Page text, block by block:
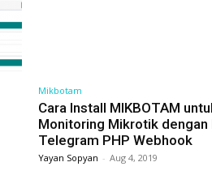
Mikbotam
Cara Install MIKBOTAM
Monitoring Mikrotik dengan
Telegram PHP Webhook
Yayan Sopyan - Aug 4, 2019